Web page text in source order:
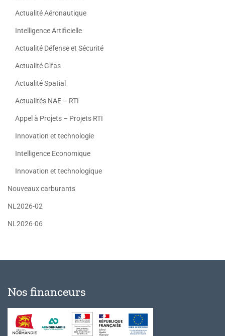
Actualité Aéronautique
Intelligence Artificielle
Actualité Défense et Sécurité
Actualité Gifas
Actualité Spatial
Actualités NAE – RTI
Appel à Projets – Projets RTI
Innovation et technologie
Intelligence Economique
Innovation et technologique
Nouveaux carburants
NL2026-02
NL2026-06
Nos financeurs